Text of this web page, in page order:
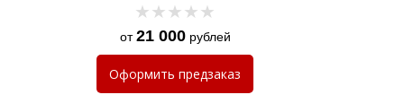
от21 000рублей
Оформить предзаказ